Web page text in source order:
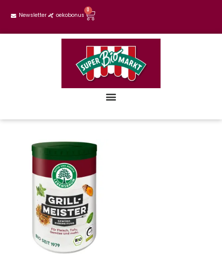
Newsletter oekobonus
0